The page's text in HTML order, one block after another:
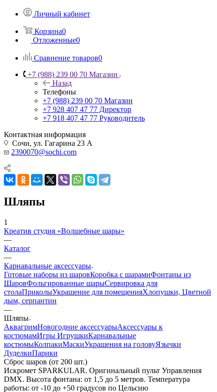
Личный кабинет
Корзина0
Отложенные0
Сравнение товаров0
+7 (988) 239 00 70 Магазин
Назад
Телефоны
+7 (988) 239 00 70 Магазин
+7 928 407 47 77 Директор
+7 918 407 47 77 Руководитель
Контактная информация
Сочи, ул. Гагарина 23 А
2390070@sochi.com
Шляпы
1
Креатив студия «Волшебные шары»
—
Каталог
—
Карнавальные аксессуары
Готовые наборы из шаровКоробка с шарамиФонтаны из
ШаровФольгированные шарыСервировка для
столаПриколыУкрашение для помещенияХлопушки, Цветной
дым, серпантин
—
Шляпы
АквагримНовогодние аксессуарыАксессуары к
костюмамИгры ИгрушкиКарнавальные
костюмыКолпакиМаскиУкрашения на головуЯзычки
ДуделкиПарики
Сброс шаров (от 200 шт.)
Искромет SPARKULAR. Оригинальный пульт Управления
DMX. Высота фонтана: от 1,5 до 5 метров. Температура
работы: от -10 до +50 градусов по Цельсию